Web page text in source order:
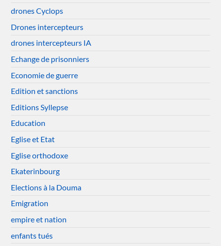
drones Cyclops
Drones intercepteurs
drones intercepteurs IA
Echange de prisonniers
Economie de guerre
Edition et sanctions
Editions Syllepse
Education
Eglise et Etat
Eglise orthodoxe
Ekaterinbourg
Elections à la Douma
Emigration
empire et nation
enfants tués